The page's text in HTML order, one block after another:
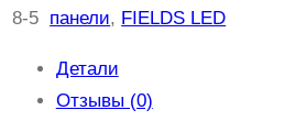
е
8-5 панели, FIELDS LED
Детали
Отзывы (0)